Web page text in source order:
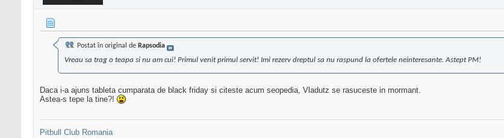
Postat în original de Rapsodia
Vreau sa trag o teapa si nu am cui! Primul venit primul servit! Imi rezerv dreptul sa nu raspund la ofertele neinteresante. Astept PM!
Daca i-a ajuns tableta cumparata de black friday si citeste acum seopedia, Vladutz se rasuceste in mormant.
Astea-s tepe la tine?!
Pitbull Club Romania